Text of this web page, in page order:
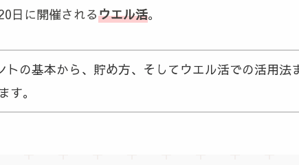
日に開催されるウエル活。
トの基本から、貯め方、そしてウエル活での活用法
す。